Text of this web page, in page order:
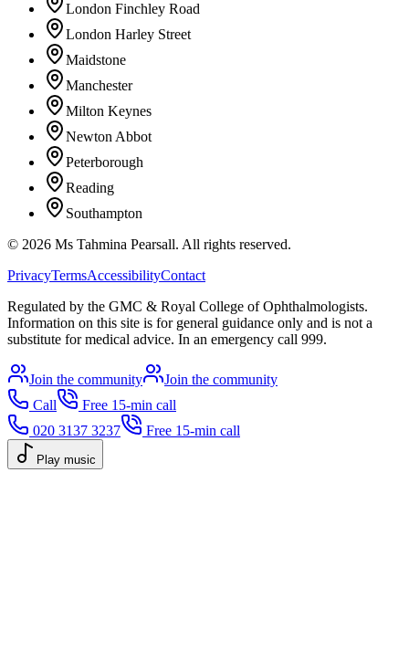
London Finchley Road
London Harley Street
Maidstone
Manchester
Milton Keynes
Newton Abbot
Peterborough
Reading
Southampton
© 2026 Ms Tahmina Pearsall. All rights reserved.
PrivacyTermsAccessibilityContact
Regulated by the GMC & Royal College of Ophthalmologists.
Information on this site is for general guidance only and is not a
substitute for medical advice. In an emergency call 999.
Join the community
Join the community
Call
Free 15-min call
020 3137 3237
Free 15-min call
Play music